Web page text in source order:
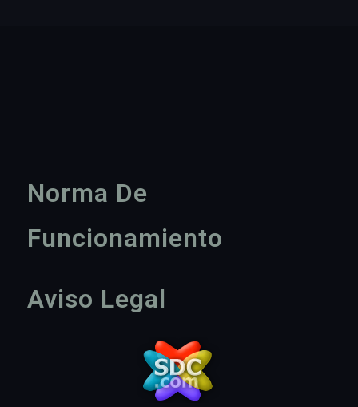
Norma De
Funcionamiento
Aviso Legal